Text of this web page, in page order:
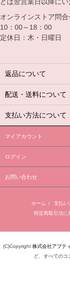
どは翌営業日以降にい
オンラインストア問合
10：00～18：00
定休日：木・日曜日
返品について
配送・送料について
支払い方法について
マイアカウント
ログイン
お問い合わせ
ホーム / 支払い
特定商取引法に
(C)Copyright 株式会社アプティ
ど、すべてのコ